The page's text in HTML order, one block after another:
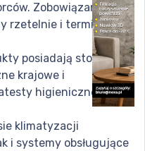
Zobowiązania
rzetelnie i terminowo.
posiadają stosowne
krajowe i
higieniczne.
klimatyzacji
i systemy obsługujące